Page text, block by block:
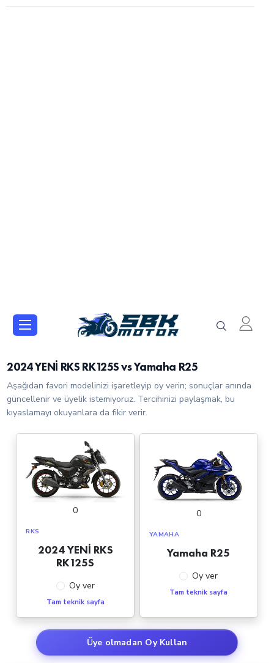
2024 YENİ RKS RK125S vs Yamaha R25
Aşağıdan favori modelinizi işaretleyip oy verin; sonuçlar anında
güncellenir ve üyelik istemiyoruz. Tercihinizi paylaşmak, bu
kıyaslamayı okuyanlara da fikir verir.
0
RKS
2024 YENİ RKS
RK125S
Oy ver
Tam teknik sayfa
0
YAMAHA
Yamaha R25
Oy ver
Tam teknik sayfa
Üye olmadan Oy Kullan